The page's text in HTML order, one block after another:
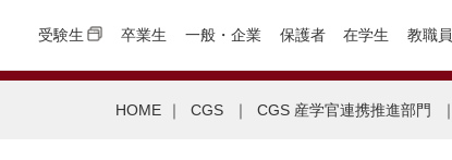
受験生 卒業生 一般・企業 保護者 在学生 教職員
HOME ｜ CGS ｜ CGS 産学官連携推進部門 ｜